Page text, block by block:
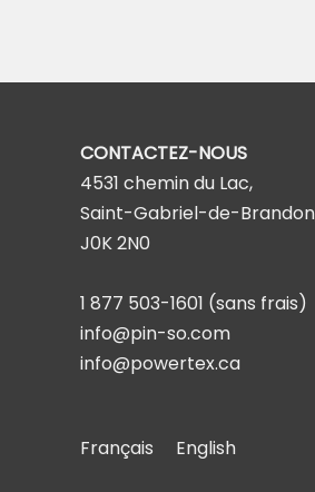
CONTACTEZ-NOUS
4531 chemin du Lac,
Saint-Gabriel-de-
J0K 2N0
1 877 503-1601 (sans frais)
info@pin-so.com
info@powertex.ca
Français English